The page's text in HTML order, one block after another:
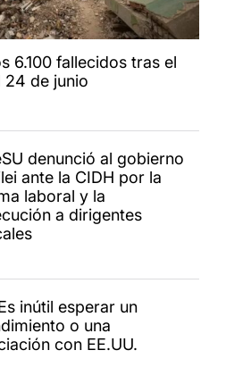
6.100 fallecidos tras el
de junio
denunció al gobierno
ante la CIDH por la
laboral y la
a dirigentes
inútil esperar un
o una
con EE.UU.